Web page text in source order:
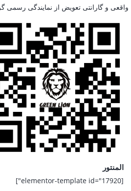
واقعی و گارانتی تعویض از نمایندگی رسمی
المنتور
[elementor-template id="17920"]